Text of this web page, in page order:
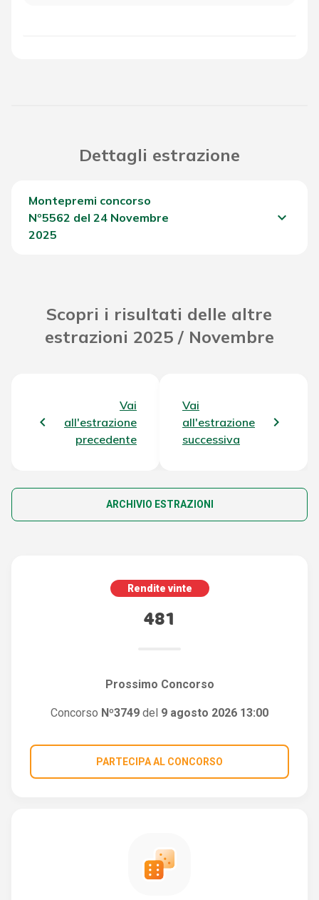
Dettagli estrazione
Montepremi concorso
Nº5562 del 24 Novembre
2025
keyboard_arrow_down
Scopri i risultati delle altre
estrazioni 2025 / Novembre
Vai
all'estrazione
precedente
Vai
all'estrazione
successiva
ARCHIVIO ESTRAZIONI
Rendite vinte
481
Prossimo Concorso
Concorso Nº3749 del 9 agosto 2026 13:00
PARTECIPA AL CONCORSO